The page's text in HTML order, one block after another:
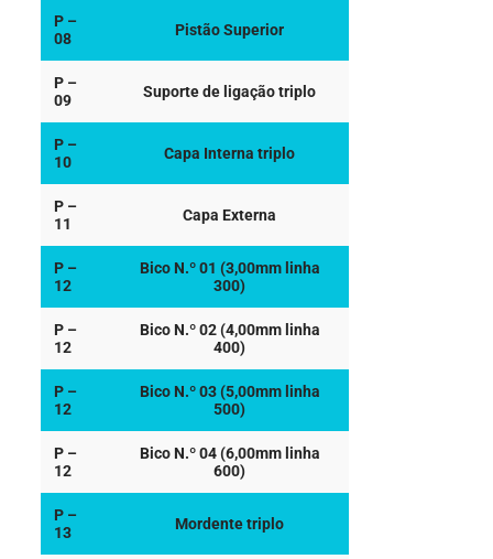
P –
08
Pistão Superior
P –
09
Suporte de ligação triplo
P –
10
Capa Interna triplo
P –
11
Capa Externa
P –
12
Bico N.º 01 (3,00mm linha
300)
P –
12
Bico N.º 02 (4,00mm linha
400)
P –
12
Bico N.º 03 (5,00mm linha
500)
P –
12
Bico N.º 04 (6,00mm linha
600)
P –
13
Mordente triplo